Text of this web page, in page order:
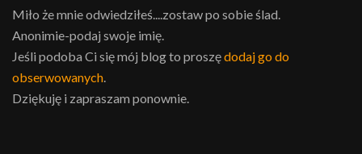
Miło że mnie odwiedziłeś....zostaw po sobie ślad.
Anonimie-podaj swoje imię.
Jeśli podoba Ci się mój blog to proszędodaj go do
obserwowanych
Dziękuję i zapraszam ponownie.